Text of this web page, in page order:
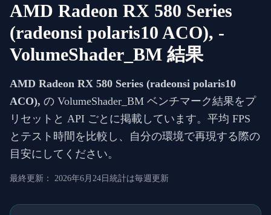
AMD Radeon RX 580 Series
(radeonsi polaris10 ACO), -
VolumeShader_BM 結果
AMD Radeon RX 580 Series (radeonsi polaris10
ACO), の VolumeShader_BM ベンチマーク結果をプ
リセットと API ごとに掲載しています。平均 FPS
とテスト時間を比較し、自分の環境で再現する際の
目安にしてください。
最終更新： 2026年6月24日 統計は毎週更新